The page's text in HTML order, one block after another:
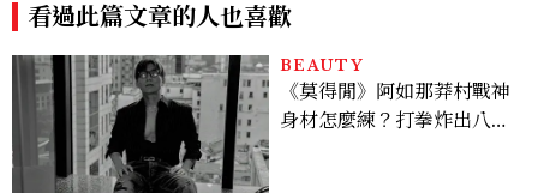
更新）
看過此篇文章的人也喜歡
BEAUTY
《莫得閒》阿如那莽村戰神
身材怎麼練？打拳炸出八塊